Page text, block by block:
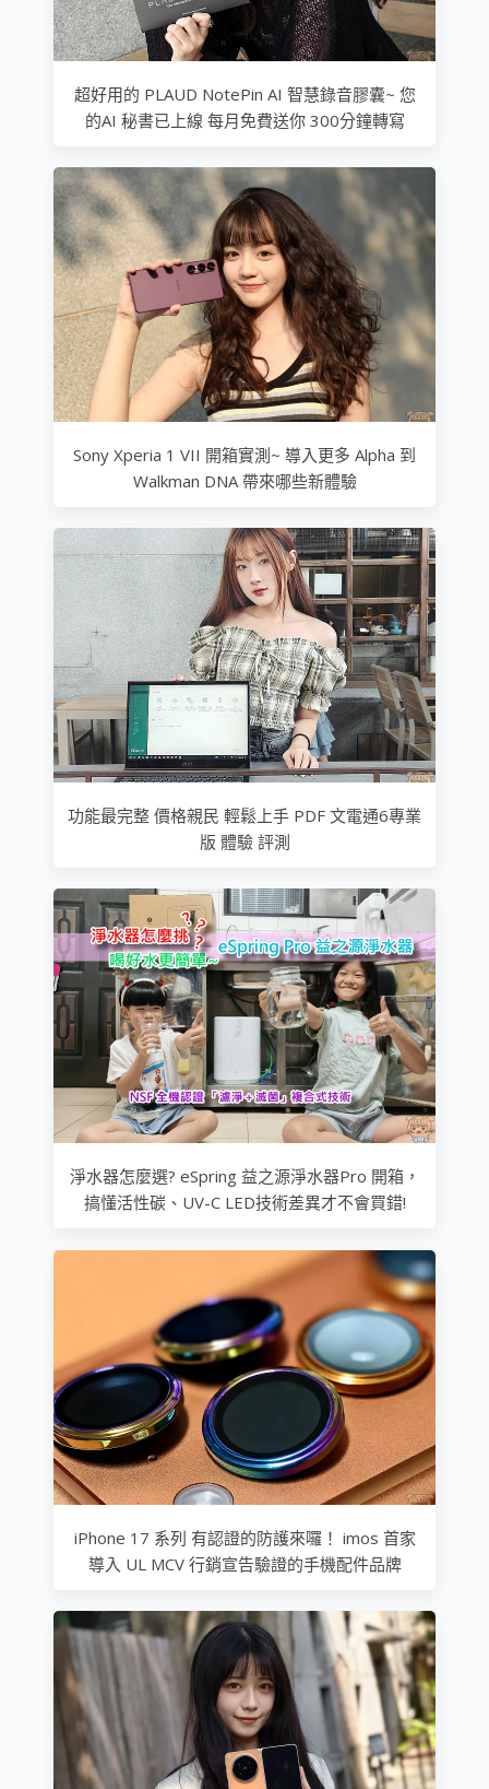
超好用的 PLAUD NotePin AI 智慧錄音膠囊~ 您
的AI 秘書已上線 每月免費送你 300分鐘轉寫
Sony Xperia 1 VII 開箱實測~ 導入更多 Alpha 到
Walkman DNA 帶來哪些新體驗
功能最完整 價格親民 輕鬆上手 PDF 文電通6專業
版 體驗 評測
淨水器怎麼選? eSpring 益之源淨水器Pro 開箱，
搞懂活性碳、UV-C LED技術差異才不會買錯!
iPhone 17 系列 有認證的防護來囉！ imos 首家
導入 UL MCV 行銷宣告驗證的手機配件品牌